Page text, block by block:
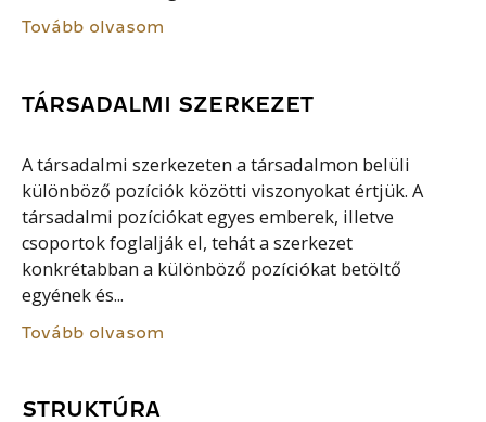
Tovább olvasom
TÁRSADALMI SZERKEZET
A társadalmi szerkezeten a társadalmon belüli
különböző pozíciók közötti viszonyokat értjük. A
társadalmi pozíciókat egyes emberek, illetve
csoportok foglalják el, tehát a szerkezet
konkrétabban a különböző pozíciókat betöltő
egyének és...
Tovább olvasom
STRUKTÚRA